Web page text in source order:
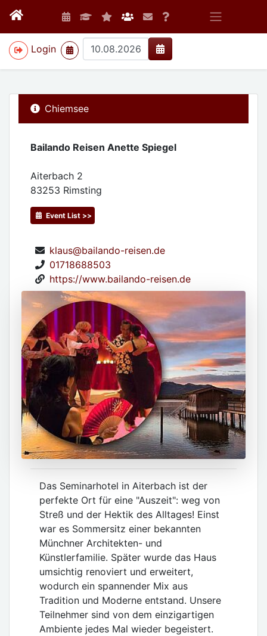
Login
>
Chiemsee
Bailando Reisen Anette Spiegel
Aiterbach 2
83253 Rimsting
Event List >>
klaus@bailando-reisen.de
01718688503
https://www.bailando-reisen.de
Das Seminarhotel in Aiterbach ist der
perfekte Ort für eine "Auszeit": weg von
Streß und der Hektik des Alltages! Einst
war es Sommersitz einer bekannten
Münchner Architekten- und
Künstlerfamilie. Später wurde das Haus
umsichtig renoviert und erweitert,
wodurch ein spannender Mix aus
Tradition und Moderne entstand. Unsere
Teilnehmer sind von dem einzigartigen
Ambiente jedes Mal wieder begeistert.